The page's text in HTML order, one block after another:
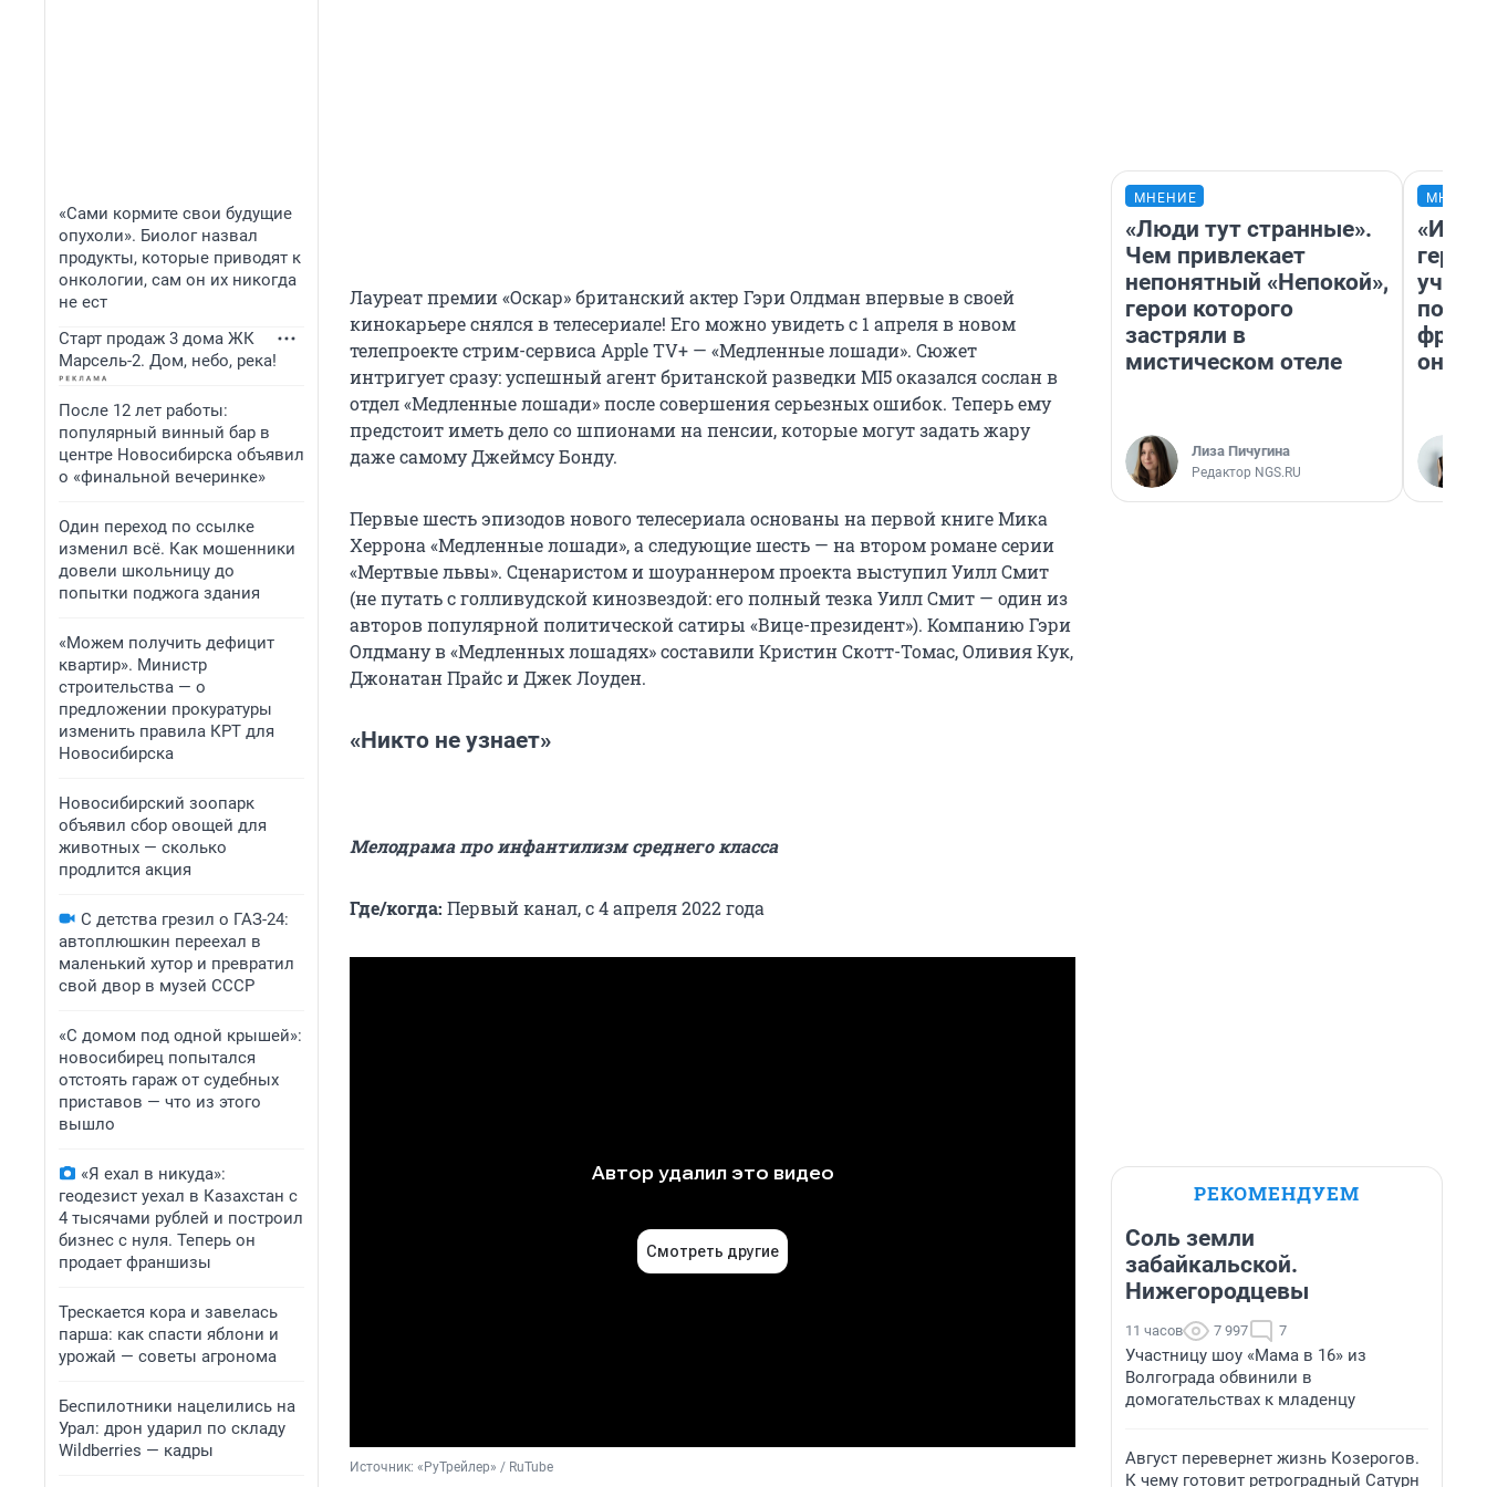
«Сами кормите свои будущие
опухоли». Биолог назвал
продукты, которые приводят к
онкологии, сам он их никогда
не ест
Старт продаж 3 дома ЖК
Марсель-2. Дом, небо, река!
После 12 лет работы:
популярный винный бар в
центре Новосибирска объявил
о «финальной вечеринке»
Один переход по ссылке
изменил всё. Как мошенники
довели школьницу до
попытки поджога здания
«Можем получить дефицит
квартир». Министр
строительства — о
предложении прокуратуры
изменить правила КРТ для
Новосибирска
Новосибирский зоопарк
объявил сбор овощей для
животных — сколько
продлится акция
С детства грезил о ГАЗ-24:
автоплюшкин переехал в
маленький хутор и превратил
свой двор в музей СССР
«С домом под одной крышей»:
новосибирец попытался
отстоять гараж от судебных
приставов — что из этого
вышло
«Я ехал в никуда»:
геодезист уехал в Казахстан с
4 тысячами рублей и построил
бизнес с нуля. Теперь он
продает франшизы
Трескается кора и завелась
парша: как спасти яблони и
урожай — советы агронома
Беспилотники нацелились на
Урал: дрон ударил по складу
Wildberries — кадры
Лауреат премии «Оскар» британский актер Гэри Олдман впервые в своей
кинокарьере снялся в телесериале! Его можно увидеть с 1 апреля в новом
телепроекте стрим-сервиса Apple TV+ — «Медленные лошади». Сюжет
интригует сразу: успешный агент британской разведки MI5 оказался сослан в
отдел «Медленные лошади» после совершения серьезных ошибок. Теперь ему
предстоит иметь дело со шпионами на пенсии, которые могут задать жару
даже самому Джеймсу Бонду.
Первые шесть эпизодов нового телесериала основаны на первой книге Мика
Херрона «Медленные лошади», а следующие шесть — на втором романе серии
«Мертвые львы». Сценаристом и шоураннером проекта выступил Уилл Смит
(не путать с голливудской кинозвездой: его полный тезка Уилл Смит — один из
авторов популярной политической сатиры «Вице-президент»). Компанию Гэри
Олдману в «Медленных лошадях» составили Кристин Скотт-Томас, Оливия Кук,
Джонатан Прайс и Джек Лоуден.
«Никто не узнает»
Мелодрама про инфантилизм среднего класса
Где/когда: Первый канал, с 4 апреля 2022 года
Источник: «РуТрейлер» / RuTube
МНЕНИЕ
«Люди тут странные».
Чем привлекает
непонятный «Непокой»,
герои которого
застряли в
мистическом отеле
Лиза Пичугина
Редактор NGS.RU
учит
она
РЕКОМЕНДУЕМ
Соль земли
забайкальской.
Нижегородцевы
11 часов 7 997 7
Участницу шоу «Мама в 16» из
Волгограда обвинили в
домогательствах к младенцу
Август перевернет жизнь Козерогов.
К чему готовит ретроградный Сатурн